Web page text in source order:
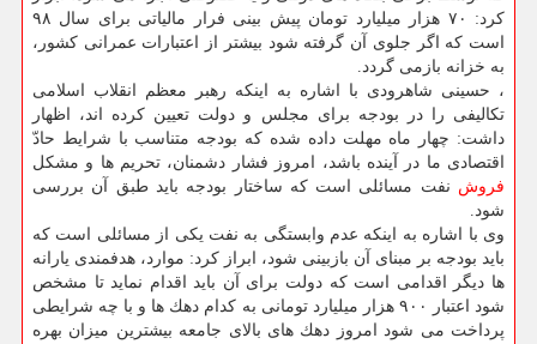
كرد: ۷۰ هزار میلیارد تومان پیش بینی فرار مالیاتی برای سال ۹۸
است كه اگر جلوی آن گرفته شود بیشتر از اعتبارات عمرانی كشور،
به خزانه بازمی گردد.
، حسینی شاهرودی با اشاره به اینكه رهبر معظم انقلاب اسلامی
تكالیفی را در بودجه برای مجلس و دولت تعیین كرده اند، اظهار
داشت: چهار ماه مهلت داده شده كه بودجه متناسب با شرایط حادّ
اقتصادی ما در آینده باشد، امروز فشار دشمنان، تحریم ها و مشكل
فروش نفت مسائلی است كه ساختار بودجه باید طبق آن بررسی
شود.
وی با اشاره به اینكه عدم وابستگی به نفت یكی از مسائلی است كه
باید بودجه بر مبنای آن بازبینی شود، ابراز كرد: موارد، هدفمندی یارانه
ها دیگر اقدامی است كه دولت برای آن باید اقدام نماید تا مشخص
شود اعتبار ۹۰۰ هزار میلیارد تومانی به كدام دهك ها و با چه شرایطی
پرداخت می شود امروز دهك های بالای جامعه بیشترین میزان بهره